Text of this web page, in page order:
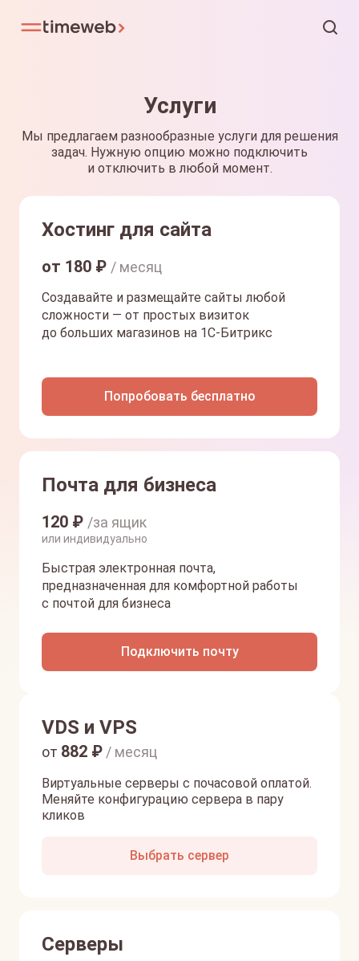
Услуги
Мы предлагаем разнообразные услуги для решения
задач. Нужную опцию можно подключить
и отключить в любой момент.
Хостинг для сайта
от 180 ₽ / месяц
Создавайте и размещайте сайты любой
сложности — от простых визиток
до больших магазинов на 1С-Битрикс
Попробовать бесплатно
Почта для бизнеса
120 ₽ /за ящик
или индивидуально
Быстрая электронная почта,
предназначенная для комфортной работы
с почтой для бизнеса
Подключить почту
VDS и VPS
Виртуальные серверы с почасовой оплатой.
Меняйте конфигурацию сервера в пару
кликов
от 882 ₽ / месяц
Выбрать сервер
Серверы